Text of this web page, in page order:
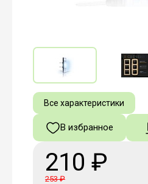
Все характеристики
В избранное
210 ₽
253 ₽